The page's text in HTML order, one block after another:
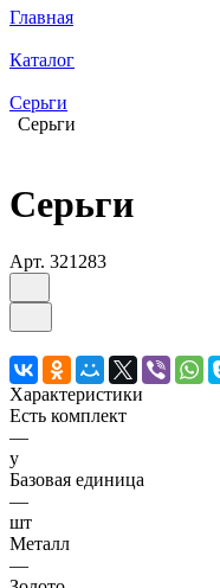
Главная
Каталог
Серьги
Серьги
Серьги
Арт. 321283
Характеристики
Есть комплект
—
y
Базовая единица
—
шт
Металл
—